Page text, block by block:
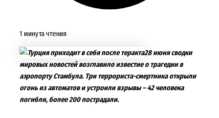
1 минута чтения
28 июня сводки
мировых новостей возглавило известие о трагедии в
аэропорту Стамбула. Три террориста-смертника открыли
огонь из автоматов и устроили взрывы – 42 человека
погибли, более 200 пострадали.